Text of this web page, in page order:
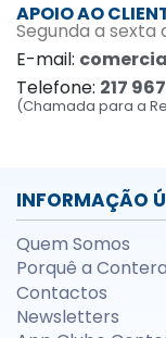
APOIO AO
Segunda a sexta
E-mail:
Telefone: 217
(Chamada para a
INFORMAÇÃO
Quem Somos
Porquê a Contera
Contactos
Newsletters